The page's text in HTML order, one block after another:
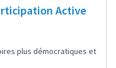
Active
plus démocratiques et